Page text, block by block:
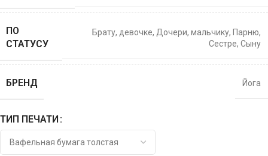
ПО
СТАТУСУ
Брату, девочке, Дочери, мальчику, Парню,
Сестре, Сыну
БРЕНД Йога
ТИП ПЕЧАТИ